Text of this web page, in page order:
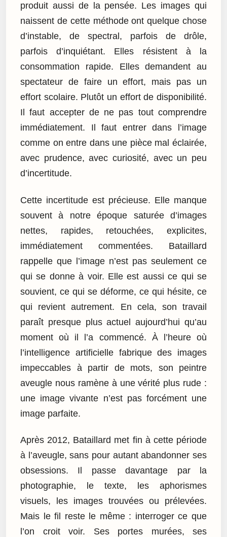
produit aussi de la pensée. Les images qui
naissent de cette méthode ont quelque chose
d’instable, de spectral, parfois de drôle,
parfois d’inquiétant. Elles résistent à la
consommation rapide. Elles demandent au
spectateur de faire un effort, mais pas un
effort scolaire. Plutôt un effort de disponibilité.
Il faut accepter de ne pas tout comprendre
immédiatement. Il faut entrer dans l’image
comme on entre dans une pièce mal éclairée,
avec prudence, avec curiosité, avec un peu
d’incertitude.
Cette incertitude est précieuse. Elle manque
souvent à notre époque saturée d’images
nettes, rapides, retouchées, explicites,
immédiatement commentées. Bataillard
rappelle que l’image n’est pas seulement ce
qui se donne à voir. Elle est aussi ce qui se
souvient, ce qui se déforme, ce qui hésite, ce
qui revient autrement. En cela, son travail
paraît presque plus actuel aujourd’hui qu’au
moment où il l’a commencé. À l’heure où
l’intelligence artificielle fabrique des images
impeccables à partir de mots, son peintre
aveugle nous ramène à une vérité plus rude :
une image vivante n’est pas forcément une
image parfaite.
Après 2012, Bataillard met fin à cette période
à l’aveugle, sans pour autant abandonner ses
obsessions. Il passe davantage par la
photographie, le texte, les aphorismes
visuels, les images trouvées ou prélevées.
Mais le fil reste le même : interroger ce que
l’on croit voir. Ses portes murées, ses